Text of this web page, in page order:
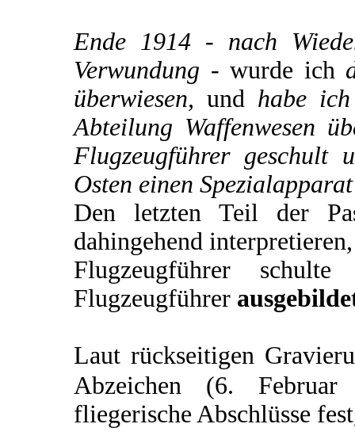
Ende 1914 - nach
Verwundung -wurde ich
überwiesen, und habe
Abteilung Waffenwesen
Flugzeugführer
Osten einen
Den letzten Teil der
dahingehend
Flugzeugführer
Flugzeugführer
Laut rückseitigen
Abzeichen (6.
fliegerische Abschlüsse